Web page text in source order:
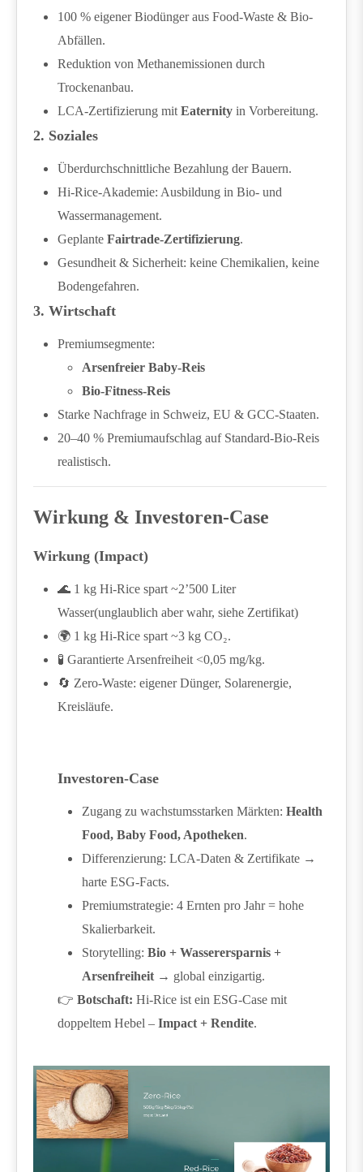
100 % eigener Biodünger aus Food-Waste & Bio-
Abfällen.
Reduktion von Methanemissionen durch
Trockenanbau.
LCA-Zertifizierung mit Eaternity in Vorbereitung.
2. Soziales
Überdurchschnittliche Bezahlung der Bauern.
Hi-Rice-Akademie: Ausbildung in Bio- und
Wassermanagement.
Geplante Fairtrade-Zertifizierung.
Gesundheit & Sicherheit: keine Chemikalien, keine
Bodengefahren.
3. Wirtschaft
Premiumsegmente:
Arsenfreier Baby-Reis
Bio-Fitness-Reis
Starke Nachfrage in Schweiz, EU & GCC-Staaten.
20–40 % Premiumaufschlag auf Standard-Bio-Reis
realistisch.
Wirkung & Investoren-Case
Wirkung (Impact)
🌊 1 kg Hi-Rice spart ~2’500 Liter
Wasser(unglaublich aber wahr, siehe Zertifikat)
🌍 1 kg Hi-Rice spart ~3 kg CO₂.
🧪 Garantierte Arsenfreiheit <0,05 mg/kg.
🔄 Zero-Waste: eigener Dünger, Solarenergie,
Kreisläufe.
Investoren-Case
Zugang zu wachstumsstarken Märkten: Health
Food, Baby Food, Apotheken.
Differenzierung: LCA-Daten & Zertifikate →
harte ESG-Facts.
Premiumstrategie: 4 Ernten pro Jahr = hohe
Skalierbarkeit.
Storytelling: Bio + Wasserersparnis +
Arsenfreiheit → global einzigartig.
👉 Botschaft: Hi-Rice ist ein ESG-Case mit
doppeltem Hebel – Impact + Rendite.